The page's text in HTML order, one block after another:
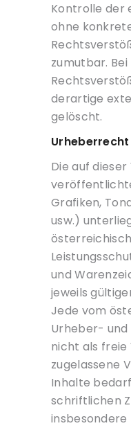
Kontrolle der
ohne
zumutbar.
derartige
gelöscht.
Urheberrecht
Die auf
Grafiken,
usw.)
und
jeweils
Jede vom
Urheber-
nicht als freie
zugelassene
Inhalte
schriftlichen